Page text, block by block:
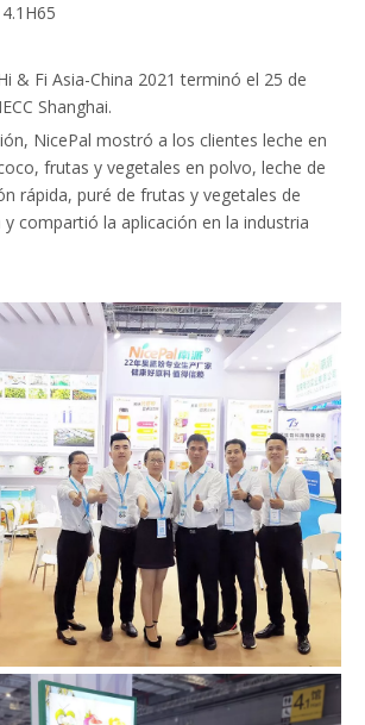
& Fi Asia-China 2021 terminó el 25 de
Shanghai.
NicePal mostró a los clientes leche en
frutas y vegetales en polvo, leche de
rápida, puré de frutas y vegetales de
compartió la aplicación en la industria